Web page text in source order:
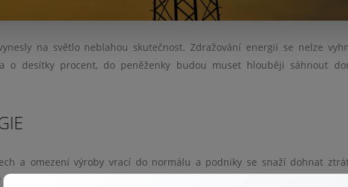
na světlo neblahou skutečnost. Zdražování energií se nelze
o desítky procent, do peněženky budou muset hlouběji sáhnout
a omezení výroby vrací do normálu a podniky se snaží dohnat
velký objem odebírané energie. Zároveň se zdražily emisní povolenky,